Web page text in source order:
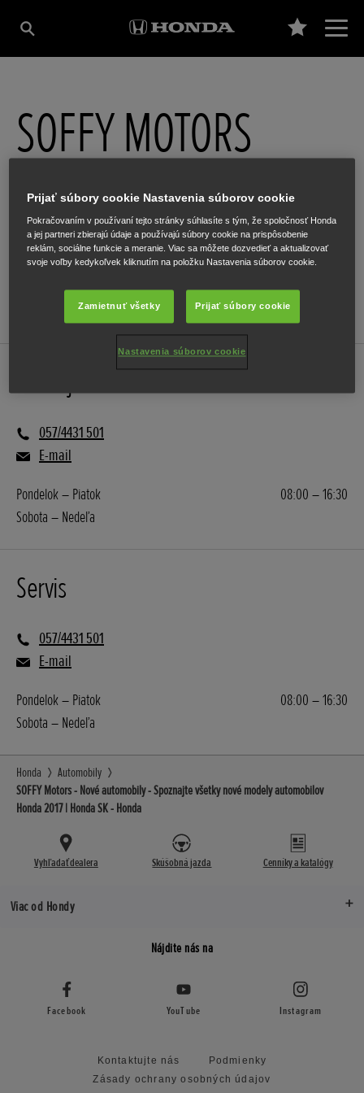
SOFFY MOTORS
057/4431 501
E-mail
Pondelok – Piatok
08:00 – 16:30
Sobota – Nedeľa
Servis
057/4431 501
E-mail
Pondelok – Piatok
08:00 – 16:30
Sobota – Nedeľa
Honda
Automobily
SOFFY Motors - Nové automobily - Spoznajte všetky nové modely automobilov
Honda 2017 | Honda SK - Honda
Vyhľadať dealera Skúšobná jazda Cenníky a katalógy
Viac od Hondy
Nájdite nás na
Facebook YouTube Instagram
Kontaktujte nás
Podmienky
Zásady ochrany osobných údajov
Prijať súbory cookie Nastavenia súborov cookie
Pokračovaním v používaní tejto stránky súhlasíte s tým, že spoločnosť Honda
a jej partneri zbierajú údaje a používajú súbory cookie na prispôsobenie
reklám, sociálne funkcie a meranie. Viac sa môžete dozvedieť a aktualizovať
svoje voľby kedykoľvek kliknutím na položku Nastavenia súborov cookie.
Zamietnuť všetky Prijať súbory cookie
Nastavenia súborov cookie